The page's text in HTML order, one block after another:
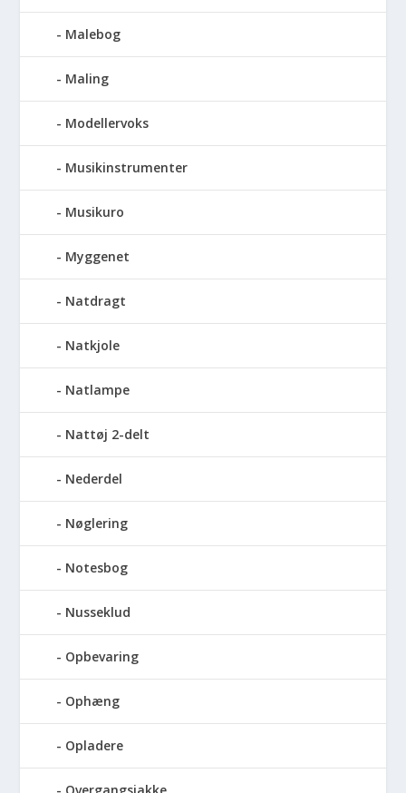
Malebog
Maling
Modellervoks
Musikinstrumenter
Musikuro
Myggenet
Natdragt
Natkjole
Natlampe
Nattøj 2-delt
Nederdel
Nøglering
Notesbog
Nusseklud
Opbevaring
Ophæng
Opladere
Overgangsjakke